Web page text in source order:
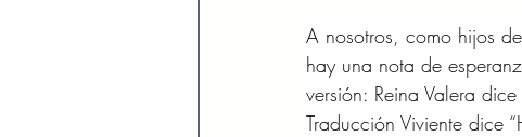
A nosotros, como hijos
hay una nota de
versión: Reina Valera
Traducción Viviente dice